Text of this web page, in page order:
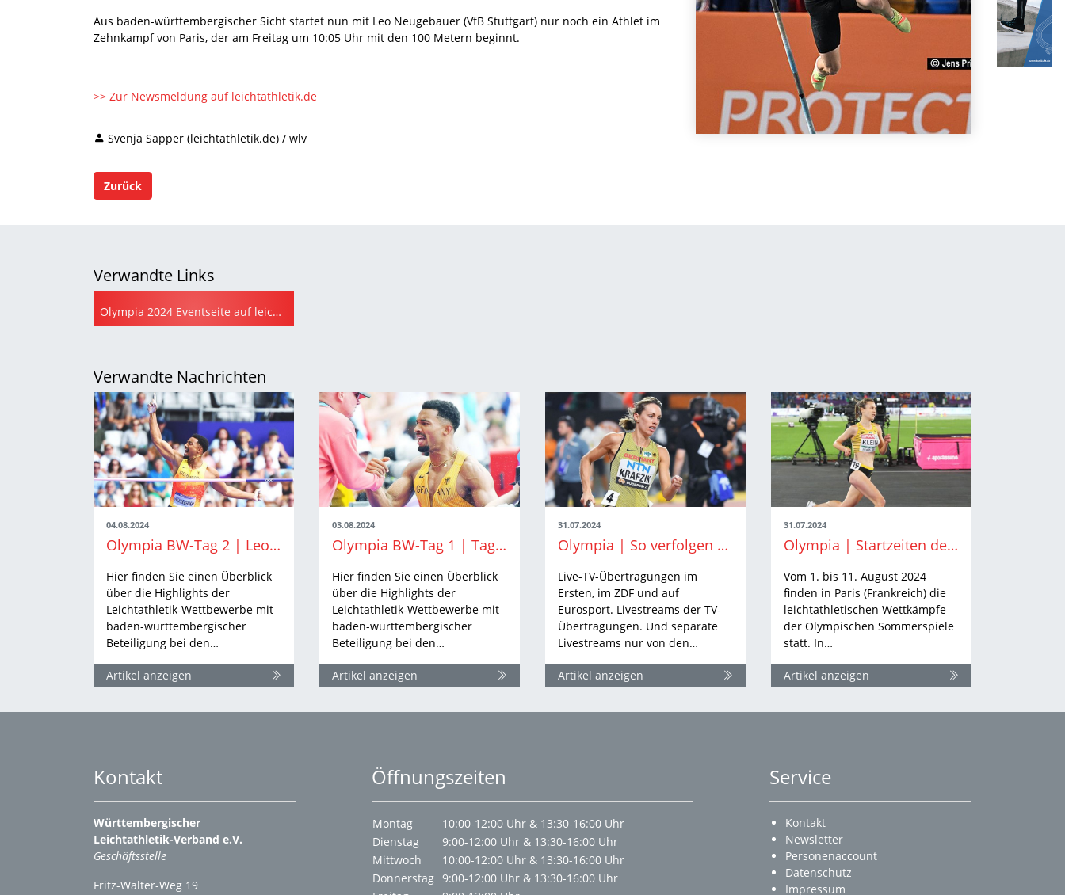
Aus baden-württembergischer Sicht startet nun mit Leo Neugebauer (VfB Stuttgart) nur noch ein Athlet im
Zehnkampf von Paris, der am Freitag um 10:05 Uhr mit den 100 Metern beginnt.
>> Zur Newsmeldung auf leichtathletik.de
Svenja Sapper (leichtathletik.de) / wlv
Zurück
Verwandte Links
Olympia 2024 Eventseite auf leichtathletik.de
Verwandte Nachrichten
04.08.2024
Olympia BW-Tag 2 | Leo Neugebauer holt erste Olympia-Medaille
Hier finden Sie einen Überblick
über die Highlights der
Leichtathletik-Wettbewerbe mit
baden-württembergischer
Beteiligung bei den…
Artikel anzeigen
03.08.2024
Olympia BW-Tag 1 | Tag eins des Zehnkampfs und 5000 Meter-Vorläufe
Hier finden Sie einen Überblick
über die Highlights der
Leichtathletik-Wettbewerbe mit
baden-württembergischer
Beteiligung bei den…
Artikel anzeigen
31.07.2024
Olympia | So verfolgen Sie die Leichtathletik-Wettbewerbe live
Live-TV-Übertragungen im
Ersten, im ZDF und auf
Eurosport. Livestreams der TV-
Übertragungen. Und separate
Livestreams nur von den…
Artikel anzeigen
31.07.2024
Olympia | Startzeiten der BW-Athlet:innen
Vom 1. bis 11. August 2024
finden in Paris (Frankreich) die
leichtathletischen Wettkämpfe
der Olympischen Sommerspiele
statt. In…
Artikel anzeigen
Kontakt
Württembergischer
Leichtathletik-Verband e.V.
Geschäftsstelle
Fritz-Walter-Weg 19
Öffnungszeiten
Montag
10:00-12:00 Uhr & 13:30-16:00 Uhr
Dienstag
9:00-12:00 Uhr & 13:30-16:00 Uhr
Mittwoch
10:00-12:00 Uhr & 13:30-16:00 Uhr
Donnerstag 9:00-12:00 Uhr & 13:30-16:00 Uhr
Service
Kontakt
Newsletter
Personenaccount
Datenschutz
Impressum